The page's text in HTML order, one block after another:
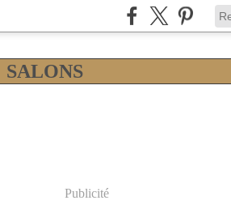
SALONS
Publicité